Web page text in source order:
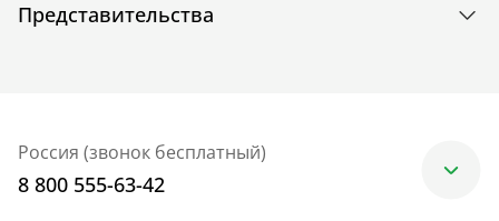
Представительства
Россия (звонок бесплатный)
8 800 555-63-42